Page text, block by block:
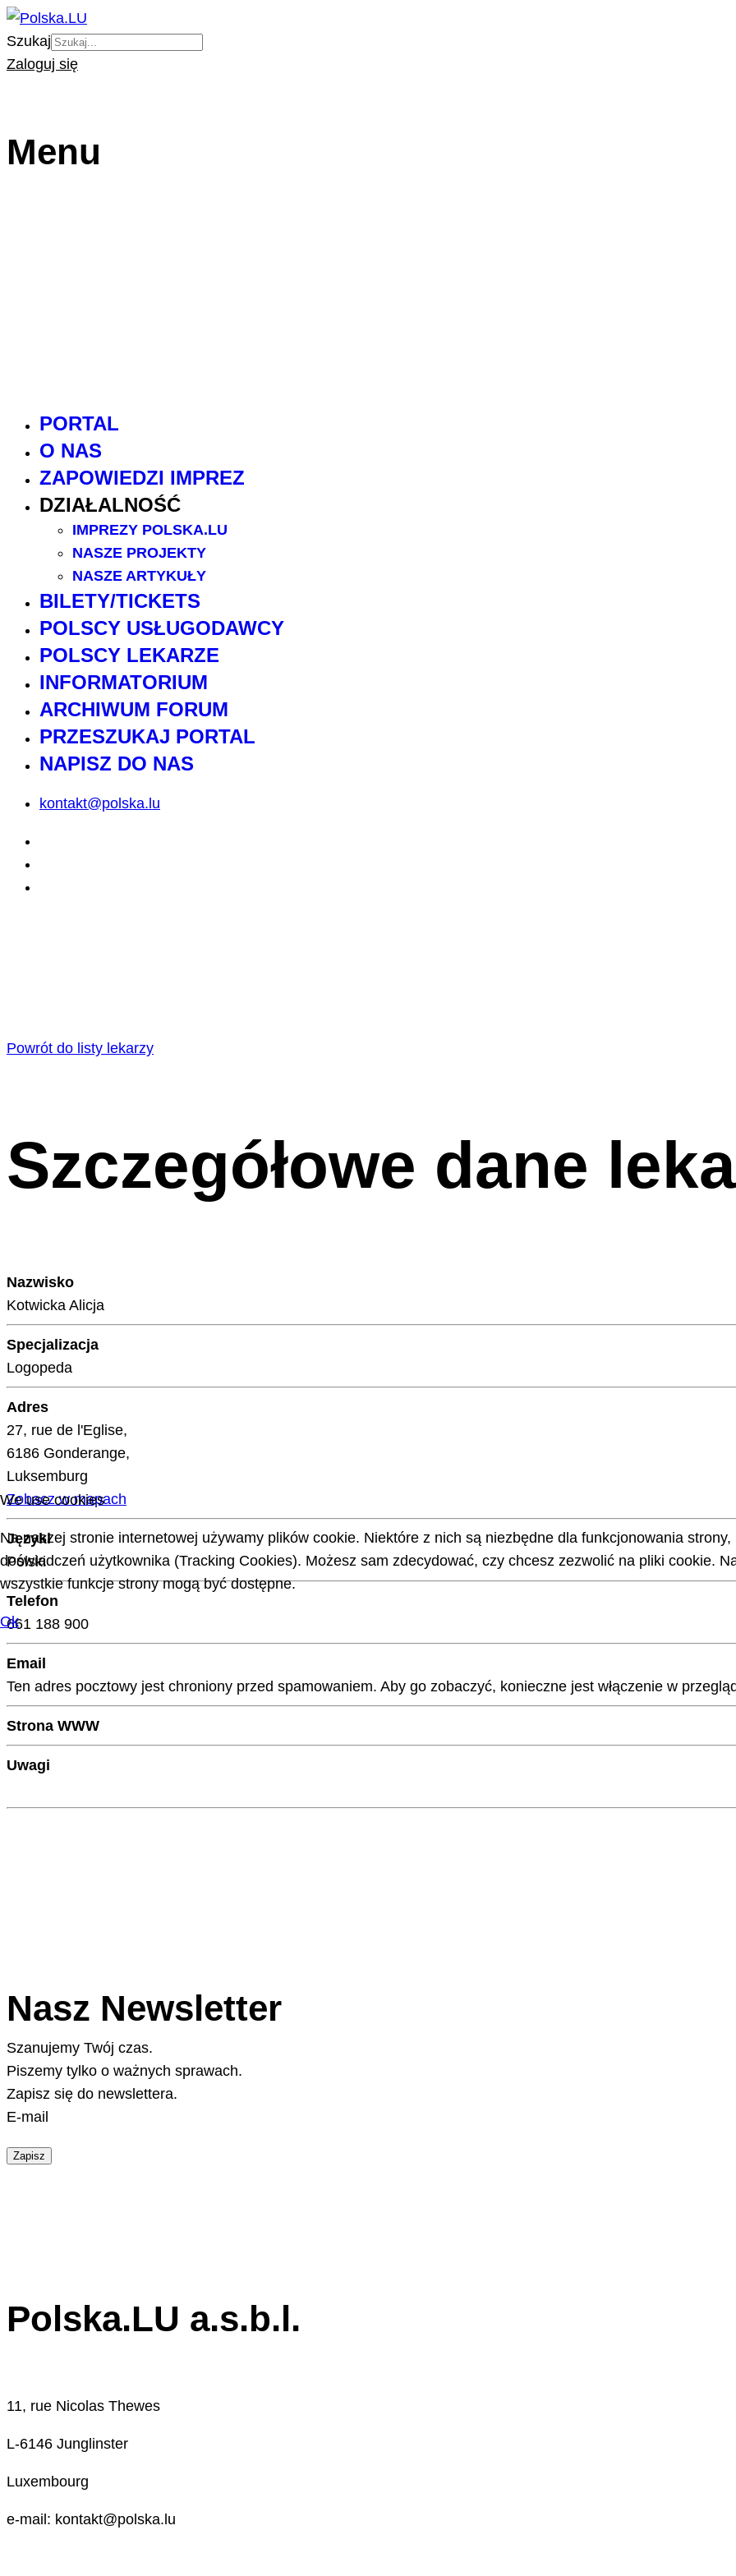
Szukaj
Zaloguj się
Menu
PORTAL
O NAS
ZAPOWIEDZI IMPREZ
DZIAŁALNOŚĆ
IMPREZY POLSKA.LU
NASZE PROJEKTY
NASZE ARTYKUŁY
BILETY/TICKETS
POLSCY USŁUGODAWCY
POLSCY LEKARZE
INFORMATORIUM
ARCHIWUM FORUM
PRZESZUKAJ PORTAL
NAPISZ DO NAS
kontakt@polska.lu
Powrót do listy lekarzy
Szczegółowe dane
Nazwisko
Kotwicka Alicja
Specjalizacja
Logopeda
Adres
27, rue de l'Eglise,
6186 Gonderange,
Luksemburg
Zobacz w mapach
Języki
Polski
Telefon
661 188 900
Email
Ten adres pocztowy jest chroniony przed spamowaniem. Aby go zobaczyć, konieczne jest włączenie w
Strona WWW
Uwagi
Nasz Newsletter
Szanujemy Twój czas.
Piszemy tylko o ważnych sprawach.
Zapisz się do newslettera.
E-mail
Zapisz
Polska.LU a.s.b.l.
11, rue Nicolas Thewes
L-6146 Junglinster
Luxembourg
e-mail: kontakt@polska.lu
We use cookies
Na naszej stronie internetowej używamy plików cookie. Niektóre z nich są niezbędne dla funkcjonowania
doświadczeń użytkownika (Tracking Cookies). Możesz sam zdecydować, czy chcesz zezwolić na pliki cookie.
wszystkie funkcje strony mogą być dostępne.
Ok